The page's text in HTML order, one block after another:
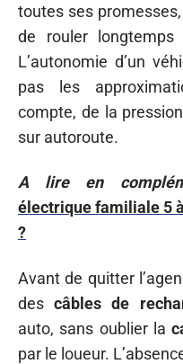
toutes ses
de rouler
L’autonomie d’un
pas les
compte, de la
sur autoroute.
A lire en
électrique familiale 5
?
Avant de quitter
descâbles de
auto, sans oublier la
par le loueur.